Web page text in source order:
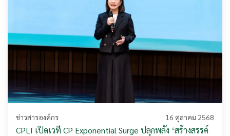
ข่าวสารองค์กร 16 ตุลาคม 2568
CPLI เปิดเวที CP Exponential Surge ปลุกพลัง ‘สร้างสรรค์